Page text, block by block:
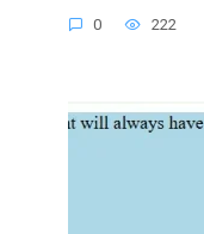
0 222